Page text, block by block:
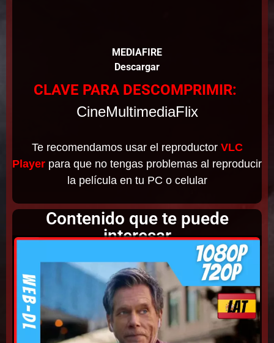
MEDIAFIRE
Descargar
CLAVE PARA DESCOMPRIMIR:
CineMultimediaFlix
Te recomendamos usar el reproductor VLC
Player para que no tengas problemas al reproducir
la película en tu PC o celular
Contenido que te puede
interesar